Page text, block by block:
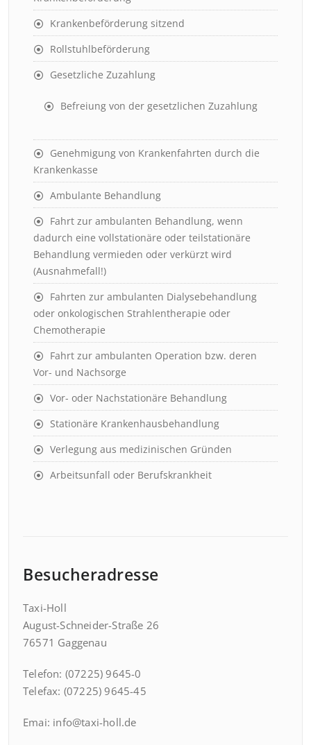
Krankenbeförderung sitzend
Rollstuhlbeförderung
Gesetzliche Zuzahlung
Befreiung von der gesetzlichen Zuzahlung
Genehmigung von Krankenfahrten durch die
Krankenkasse
Ambulante Behandlung
Fahrt zur ambulanten Behandlung, wenn
dadurch eine vollstationäre oder teilstationäre
Behandlung vermieden oder verkürzt wird
(Ausnahmefall!)
Fahrten zur ambulanten Dialysebehandlung
oder onkologischen Strahlentherapie oder
Chemotherapie
Fahrt zur ambulanten Operation bzw. deren
Vor- und Nachsorge
Vor- oder Nachstationäre Behandlung
Stationäre Krankenhausbehandlung
Verlegung aus medizinischen Gründen
Arbeitsunfall oder Berufskrankheit
Besucheradresse
Taxi-Holl
August-Schneider-Straße 26
76571 Gaggenau
Telefon: (07225) 9645-0
Telefax: (07225) 9645-45
Emai: info@taxi-holl.de